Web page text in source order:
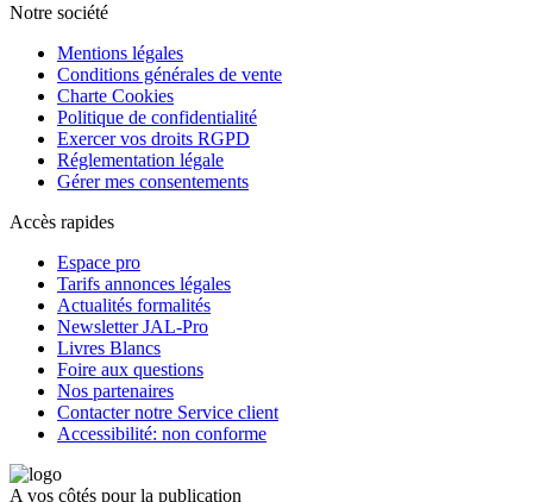
Notre société
Mentions légales
Conditions générales de vente
Charte Cookies
Politique de confidentialité
Exercer vos droits RGPD
Réglementation légale
Gérer mes consentements
Accès rapides
Espace pro
Tarifs annonces légales
Actualités formalités
Newsletter JAL-Pro
Livres Blancs
Foire aux questions
Nos partenaires
Contacter notre Service client
Accessibilité: non conforme
A vos côtés pour la publication